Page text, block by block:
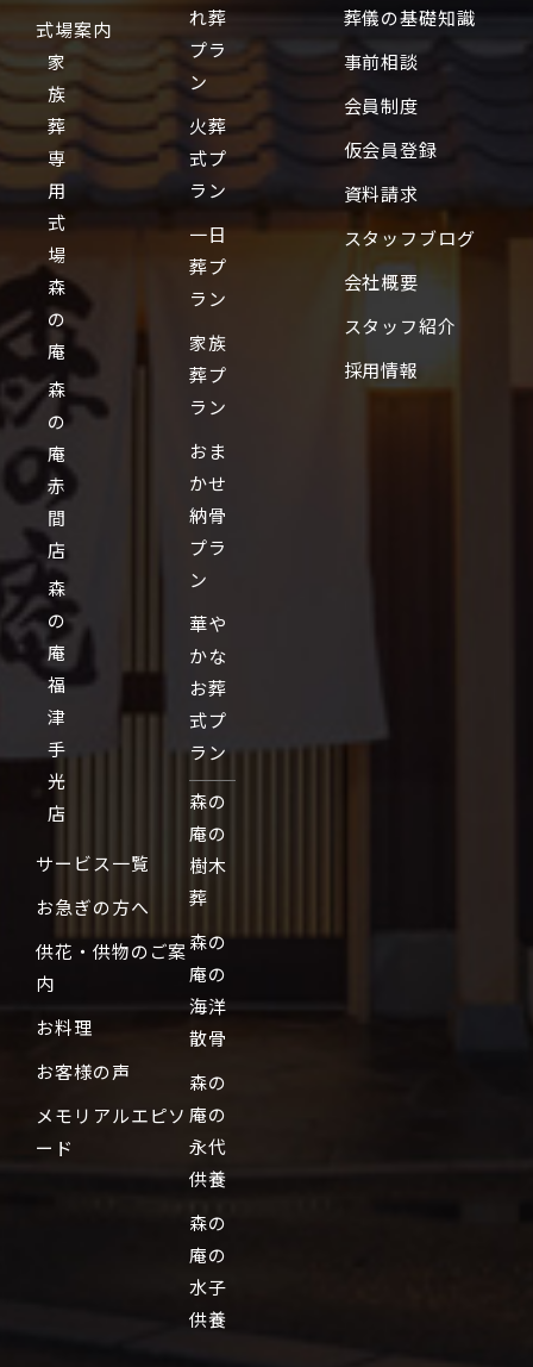
式場案内
家
族
葬
専
用
式
場
森
の
庵
森
の
庵
赤
間
店
森
の
庵
福
津
手
光
店
サービス一覧
お急ぎの方へ
供花・供物のご案
内
お料理
お客様の声
メモリアルエピソ
ード
れ葬
プラ
ン
火葬
式プ
ラン
一日
葬プ
ラン
家族
葬プ
ラン
おま
かせ
納骨
プラ
ン
華や
かな
お葬
式プ
ラン
森の
庵の
樹木
葬
森の
庵の
海洋
散骨
森の
庵の
永代
供養
森の
庵の
水子
供養
葬儀の基礎知識
事前相談
会員制度
仮会員登録
資料請求
スタッフブログ
会社概要
スタッフ紹介
採用情報